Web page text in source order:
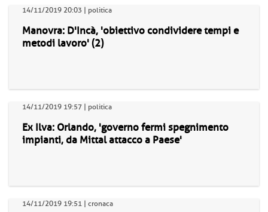
14/11/2019 20:03 | politica
Manovra: D'Incà, 'obiettivo condividere tempi e
metodi lavoro' (2)
14/11/2019 19:57 | politica
Ex Ilva: Orlando, 'governo fermi spegnimento
impianti, da Mittal attacco a Paese'
14/11/2019 19:51 | cronaca